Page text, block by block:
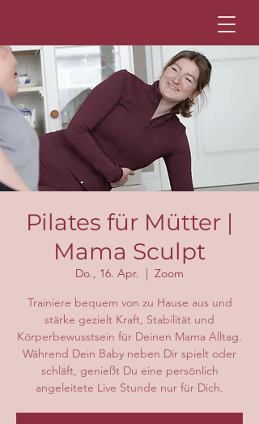
Pilates für Mütter |
Mama Sculpt
Do., 16. Apr.
  |
Zoom
Trainiere bequem von zu Hause aus und
stärke gezielt Kraft, Stabilität und
Körperbewusstsein für Deinen Mama Alltag.
Während Dein Baby neben Dir spielt oder
schläft, genießt Du eine persönlich
angeleitete Live Stunde nur für Dich.